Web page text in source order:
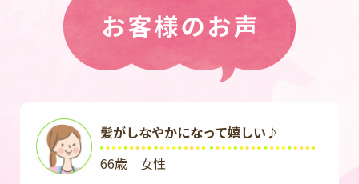
髪がしなやかになって嬉しい♪
66歳 女性